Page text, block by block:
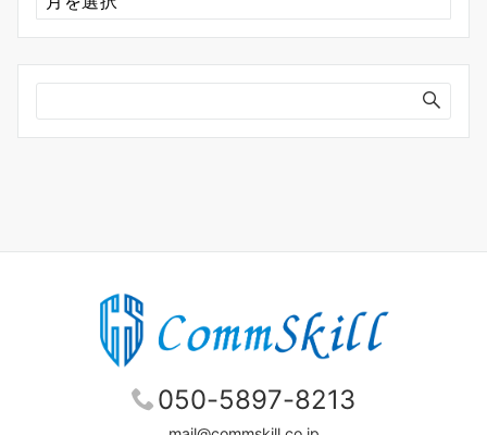
ー
カ
ブ
050-5897-8213